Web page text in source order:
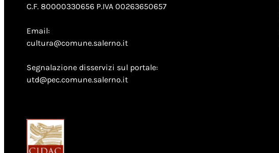
C.F. 80000330656 P.IVA 00263650657
Email:
cultura@comune.salerno.it
Segnalazione disservizi sul portale:
utd@pec.comune.salerno.it